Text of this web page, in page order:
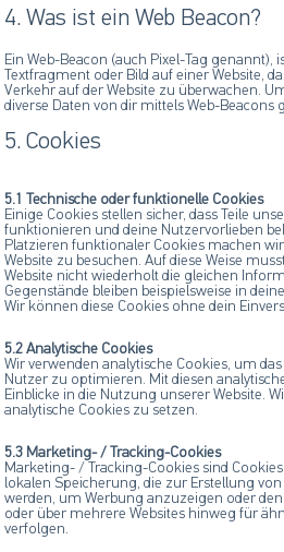
4. Was ist ein Web Beacon?
Ein Web-Beacon (auch Pixel-Tag genannt),
Textfragment oder Bild auf einer Website,
Verkehr auf der Website zu überwachen.
diverse Daten von dir mittels Web-Beacons
5. Cookies
5.1 Technische oder funktionelle Cookies
Einige Cookies stellen sicher, dass Teile
funktionieren und deine Nutzervorlieben
Platzieren funktionaler Cookies machen
Website zu besuchen. Auf diese Weise
Website nicht wiederholt die gleichen
Gegenstände bleiben beispielsweise in
Wir können diese Cookies ohne dein
5.2 Analytische Cookies
Wir verwenden analytische Cookies, um
Nutzer zu optimieren. Mit diesen
Einblicke in die Nutzung unserer Website.
analytische Cookies zu setzen.
5.3 Marketing- / Tracking-Cookies
Marketing- / Tracking-Cookies sind
lokalen Speicherung, die zur Erstellung
werden, um Werbung anzuzeigen oder
oder über mehrere Websites hinweg für
verfolgen.